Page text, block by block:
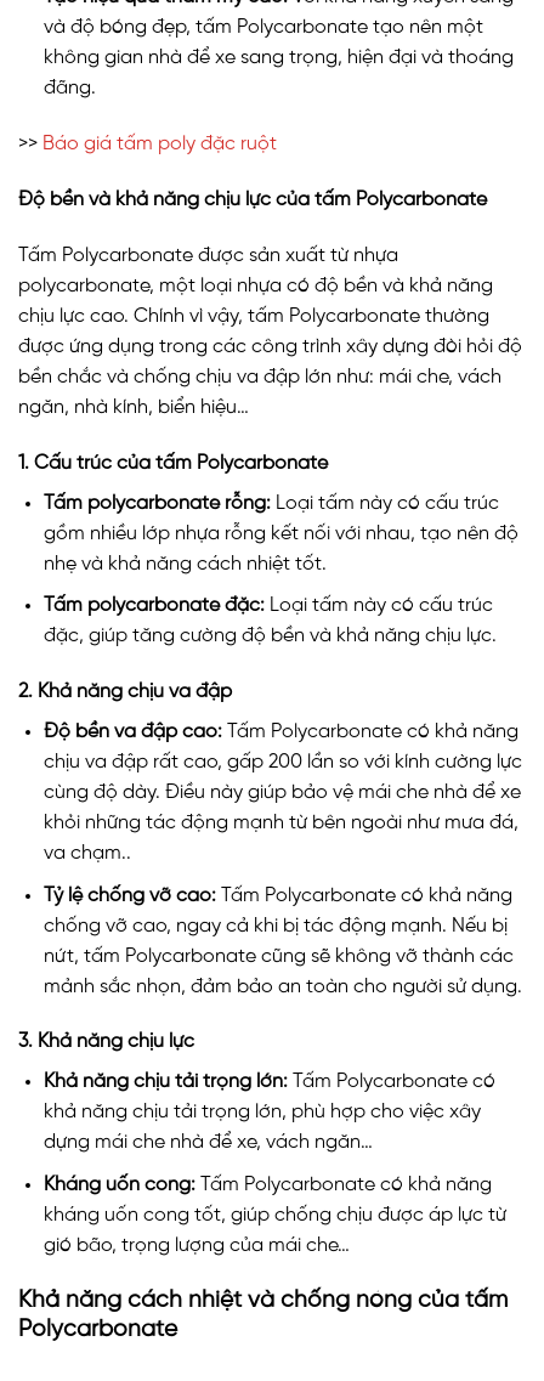
và độ bóng đẹp, tấm Polycarbonate tạo nên một
không gian nhà để xe sang trọng, hiện đại và thoáng
đãng.
>> Báo giá tấm poly đặc ruột
Độ bền và khả năng chịu lực của tấm Polycarbonate
Tấm Polycarbonate được sản xuất từ nhựa
polycarbonate, một loại nhựa có độ bền và khả năng
chịu lực cao. Chính vì vậy, tấm Polycarbonate thường
được ứng dụng trong các công trình xây dựng đòi hỏi độ
bền chắc và chống chịu va đập lớn như: mái che, vách
ngăn, nhà kính, biển hiệu…
1. Cấu trúc của tấm Polycarbonate
Tấm polycarbonate rỗng:Loại tấm này có cấu trúc
gồm nhiều lớp nhựa rỗng kết nối với nhau, tạo nên độ
nhẹ và khả năng cách nhiệt tốt.
Tấm polycarbonate đặc:Loại tấm này có cấu trúc
đặc, giúp tăng cường độ bền và khả năng chịu lực.
2. Khả năng chịu va đập
Độ bền va đập cao:Tấm Polycarbonate có khả năng
chịu va đập rất cao, gấp 200 lần so với kính cường lực
cùng độ dày. Điều này giúp bảo vệ mái che nhà để xe
khỏi những tác động mạnh từ bên ngoài như mưa đá,
va chạm..
Tỷ lệ chống vỡ cao:Tấm Polycarbonate có khả năng
chống vỡ cao, ngay cả khi bị tác động mạnh. Nếu bị
nứt, tấm Polycarbonate cũng sẽ không vỡ thành các
mảnh sắc nhọn, đảm bảo an toàn cho người sử dụng.
3. Khả năng chịu lực
Khả năng chịu tải trọng lớn:Tấm Polycarbonate có
khả năng chịu tải trọng lớn, phù hợp cho việc xây
dựng mái che nhà để xe, vách ngăn…
Kháng uốn cong:Tấm Polycarbonate có khả năng
kháng uốn cong tốt, giúp chống chịu được áp lực từ
gió bão, trọng lượng của mái che…
Khả năng cách nhiệt và chống nóng của tấm
Polycarbonate